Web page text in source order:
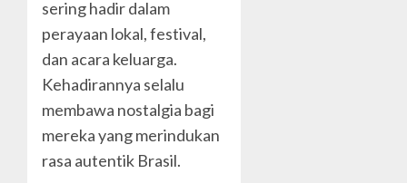
sering hadir dalam
perayaan lokal, festival,
dan acara keluarga.
Kehadirannya selalu
membawa nostalgia bagi
mereka yang merindukan
rasa autentik Brasil.